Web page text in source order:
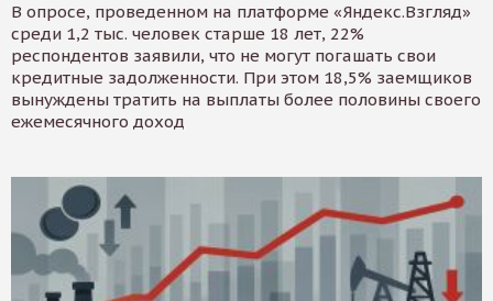
В опросе, проведенном на платформе «Яндекс.Взгляд»
среди 1,2 тыс. человек старше 18 лет, 22%
респондентов заявили, что не могут погашать свои
кредитные задолженности. При этом 18,5% заемщиков
вынуждены тратить на выплаты более половины своего
ежемесячного доход